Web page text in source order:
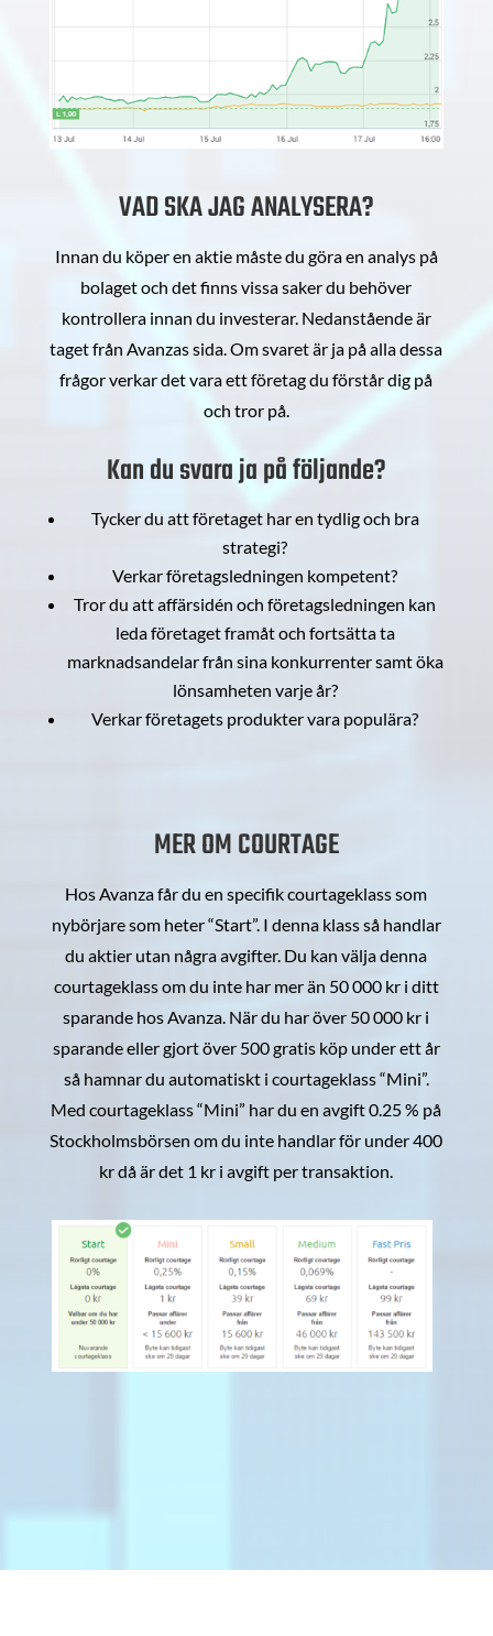
VAD SKA JAG ANALYSERA?
Innan du köper en aktie måste du göra en analys på
bolaget och det finns vissa saker du behöver
kontrollera innan du investerar. Nedanstående är
taget från Avanzas sida. Om svaret är ja på alla dessa
frågor verkar det vara ett företag du förstår dig på
och tror på.
Kan du svara ja på följande?
Tycker du att företaget har en tydlig och bra
strategi?
Verkar företagsledningen kompetent?
Tror du att affärsidén och företagsledningen kan
leda företaget framåt och fortsätta ta
marknadsandelar från sina konkurrenter samt öka
lönsamheten varje år?
Verkar företagets produkter vara populära?
MER OM COURTAGE
Hos Avanza får du en specifik courtageklass som
nybörjare som heter “Start”. I denna klass så handlar
du aktier utan några avgifter. Du kan välja denna
courtageklass om du inte har mer än 50 000 kr i ditt
sparande hos Avanza. När du har över 50 000 kr i
sparande eller gjort över 500 gratis köp under ett år
så hamnar du automatiskt i courtageklass “Mini”.
Med courtageklass “Mini” har du en avgift 0.25 % på
Stockholmsbörsen om du inte handlar för under 400
kr då är det 1 kr i avgift per transaktion.